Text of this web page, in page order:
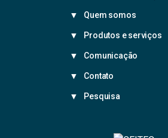
Quem somos
Produtos e serviços
Comunicação
Contato
Pesquisa